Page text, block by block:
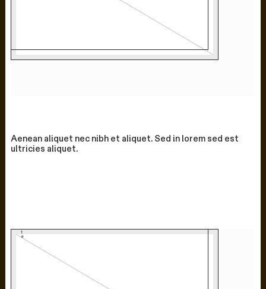
Aenean aliquet nec nibh et aliquet. Sed in lorem sed est
ultricies aliquet.